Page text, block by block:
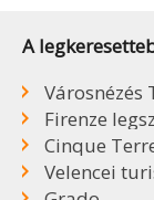
A
Városnézés
Firenze
Cinque Terre
Velencei